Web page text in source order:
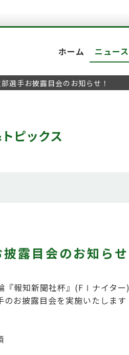
ホーム ニュース
選手お披露目会のお知らせ！
ピックス
露目会のお知らせ
『報知新聞社杯』(FⅠナイタ
お披露目会を実施いたします